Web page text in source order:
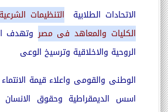
الاتحادات الطلابية
التنظيمات
الكليات والمعاهد فى مصر وتهدف
الروحية والاخلاقية وترسيخ الوعى
الوطنى والقومى واعلاء قيمة
اسس الديمقراطية وحقوق الانسان